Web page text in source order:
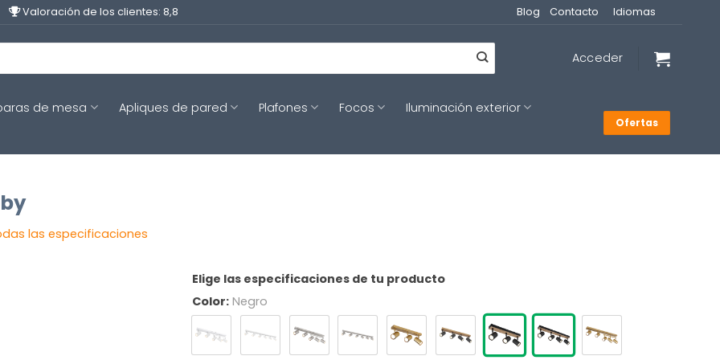
Valoración de los clientes: 8,8 Blog Contacto Idiomas
Acceder
de mesa Apliques de pared Plafones Focos
Iluminación exterior
Ofertas
las especificaciones
Elige las especificaciones de tu producto
Color: Negro